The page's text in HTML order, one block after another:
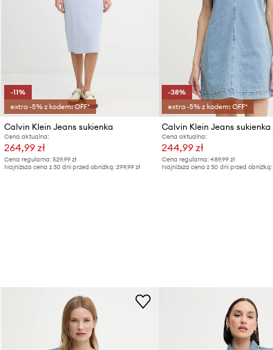
-11%
extra -5% z kodem: OFF*
Calvin Klein Jeans sukienka
Cena aktualna:
264,99 zł
Cena regularna: 529,99 zł
Najniższa cena z 30 dni przed obniżką: 299,99 zł
-38%
extra -5% z kodem: OFF*
Cena aktualna:
244,99 zł
Cena regularna: 489,99 zł
Najniższa cena z 30 dni przed obniżką: